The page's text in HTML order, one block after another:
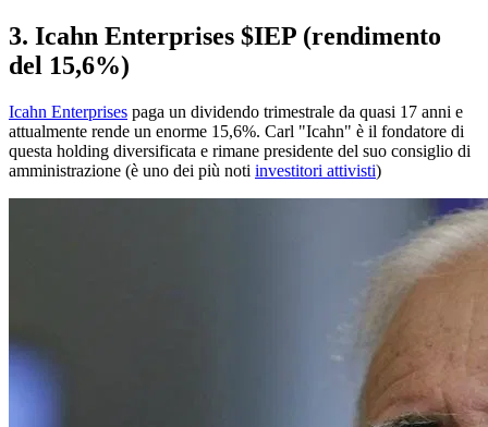
3. Icahn Enterprises $IEP (rendimento
del 15,6%)
Icahn Enterprises paga un dividendo trimestrale da quasi 17 anni e
attualmente rende un enorme 15,6%. Carl "Icahn" è il fondatore di
questa holding diversificata e rimane presidente del suo consiglio di
amministrazione (è uno dei più noti investitori attivisti)